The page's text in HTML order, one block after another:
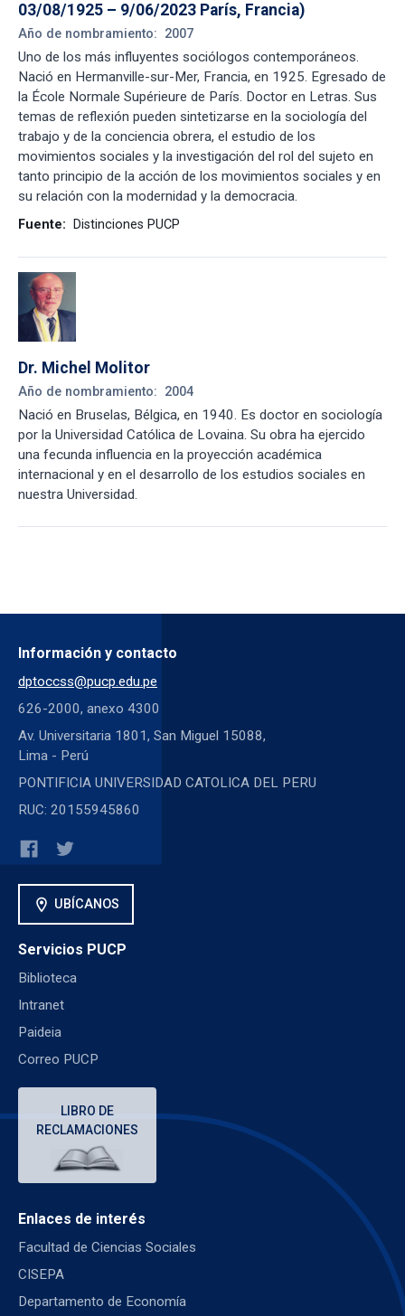
03/08/1925 – 9/06/2023 París, Francia)
Año de nombramiento: 2007
Uno de los más influyentes sociólogos contemporáneos.
Nació en Hermanville-sur-Mer, Francia, en 1925. Egresado de
la École Normale Supérieure de París. Doctor en Letras. Sus
temas de reflexión pueden sintetizarse en la sociología del
trabajo y de la conciencia obrera, el estudio de los
movimientos sociales y la investigación del rol del sujeto en
tanto principio de la acción de los movimientos sociales y en
su relación con la modernidad y la democracia.
Fuente: Distinciones PUCP
Dr. Michel Molitor
Año de nombramiento: 2004
Nació en Bruselas, Bélgica, en 1940. Es doctor en sociología
por la Universidad Católica de Lovaina. Su obra ha ejercido
una fecunda influencia en la proyección académica
internacional y en el desarrollo de los estudios sociales en
nuestra Universidad.
Información y contacto
dptoccss@pucp.edu.pe
626-2000, anexo 4300
Av. Universitaria 1801, San Miguel 15088,
Lima - Perú
PONTIFICIA UNIVERSIDAD CATOLICA DEL PERU
RUC: 20155945860
location_on UBÍCANOS
Servicios PUCP
Biblioteca
Intranet
Paideia
Correo PUCP
LIBRO DE
RECLAMACIONES
Enlaces de interés
Facultad de Ciencias Sociales
CISEPA
Departamento de Economía